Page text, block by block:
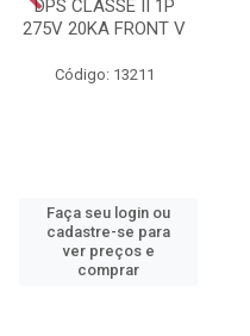
DPS CLASSE II 1P
275V 20KA FRONT V
Código: 13211
Faça seu login ou
cadastre-se para
ver preços e
comprar